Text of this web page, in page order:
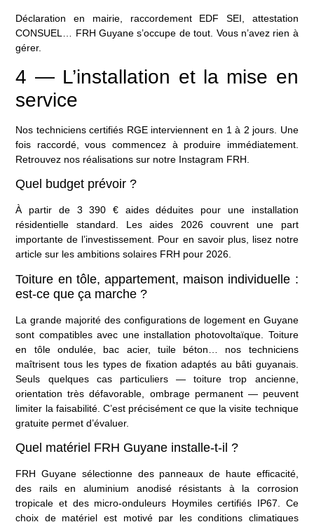
Déclaration en mairie, raccordement EDF SEI, attestation
CONSUEL… FRH Guyane s’occupe de tout. Vous n’avez rien à
gérer.
4 — L’installation et la mise en
service
Nos techniciens certifiés RGE interviennent en 1 à 2 jours. Une
fois raccordé, vous commencez à produire immédiatement.
Retrouvez nos réalisations sur notre Instagram FRH
Quel budget prévoir ?
À partir de 3 390 € aides déduites pour une installation
résidentielle standard. Les aides 2026 couvrent une part
importante de l’investissement. Pour en savoir plus, lisez notre
article sur les ambitions solaires FRH pour 2026.
Toiture en tôle, appartement, maison individuelle :
est-ce que ça marche ?
La grande majorité des configurations de logement en Guyane
sont compatibles avec une installation photovoltaïque. Toiture
en tôle ondulée, bac acier, tuile béton… nos techniciens
maîtrisent tous les types de fixation adaptés au bâti guyanais.
Seuls quelques cas particuliers — toiture trop ancienne,
orientation très défavorable, ombrage permanent — peuvent
limiter la faisabilité. C’est précisément ce que la visite technique
gratuite permet d’évaluer.
Quel matériel FRH Guyane installe-t-il ?
FRH Guyane sélectionne des panneaux de haute efficacité,
des rails en aluminium anodisé résistants à la corrosion
tropicale et des micro-onduleurs Hoymiles certifiés IP67. Ce
choix de matériel est motivé par les conditions climatiques